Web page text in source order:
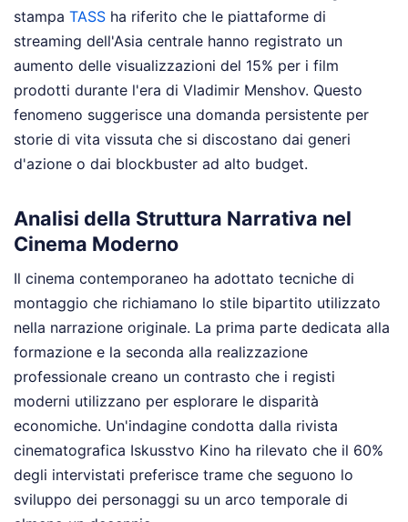
stampa TASS ha riferito che le piattaforme di
streaming dell'Asia centrale hanno registrato un
aumento delle visualizzazioni del 15% per i film
prodotti durante l'era di Vladimir Menshov. Questo
fenomeno suggerisce una domanda persistente per
storie di vita vissuta che si discostano dai generi
d'azione o dai blockbuster ad alto budget.
Analisi della Struttura Narrativa nel
Cinema Moderno
Il cinema contemporaneo ha adottato tecniche di
montaggio che richiamano lo stile bipartito utilizzato
nella narrazione originale. La prima parte dedicata alla
formazione e la seconda alla realizzazione
professionale creano un contrasto che i registi
moderni utilizzano per esplorare le disparità
economiche. Un'indagine condotta dalla rivista
cinematografica Iskusstvo Kino ha rilevato che il 60%
degli intervistati preferisce trame che seguono lo
sviluppo dei personaggi su un arco temporale di